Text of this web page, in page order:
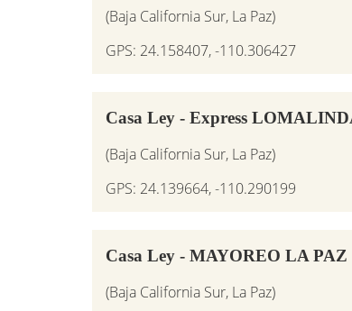
(Baja California Sur, La Paz)
GPS: 24.158407, -110.306427
Casa Ley - Express
(Baja California Sur, La Paz)
GPS: 24.139664, -110.290199
Casa Ley - MAYOREO LA PAZ
(Baja California Sur, La Paz)